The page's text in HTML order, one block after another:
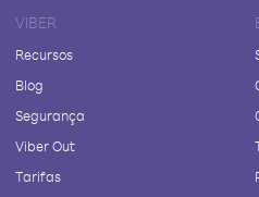
VIBER
Recursos
Blog
Segurança
Viber Out
Tarifas